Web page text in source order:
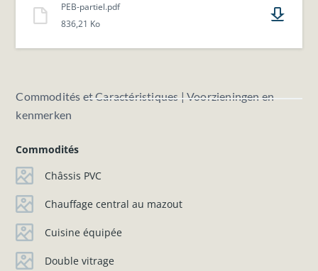
PEB-partiel.pdf
836,21 Ko
Commodités et Caractéristiques | Voorzieningen en
kenmerken
Commodités
Châssis PVC
Chauffage central au mazout
Cuisine équipée
Double vitrage